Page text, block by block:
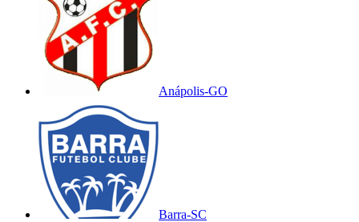
Anápolis-GO
Barra-SC